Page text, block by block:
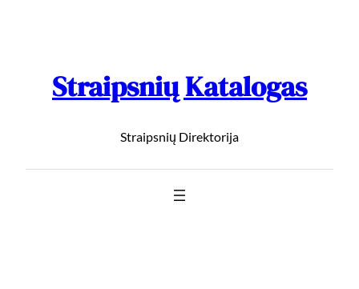
Straipsnių Katalogas
Straipsnių Direktorija